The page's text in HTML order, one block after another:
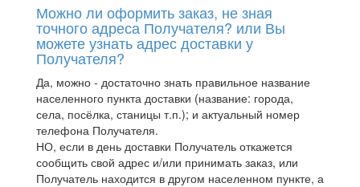
Можно ли оформить заказ, не зная
точного адреса Получателя? или Вы
можете узнать адрес доставки у
Получателя?
Да, можно - достаточно знать правильное название
населенного пункта доставки (название: города,
села, посёлка, станицы т.п.); и актуальный номер
телефона Получателя.
НО, если в день доставки Получатель откажется
сообщить свой адрес и/или принимать заказ, или
Получатель находится в другом населенном пункте, а